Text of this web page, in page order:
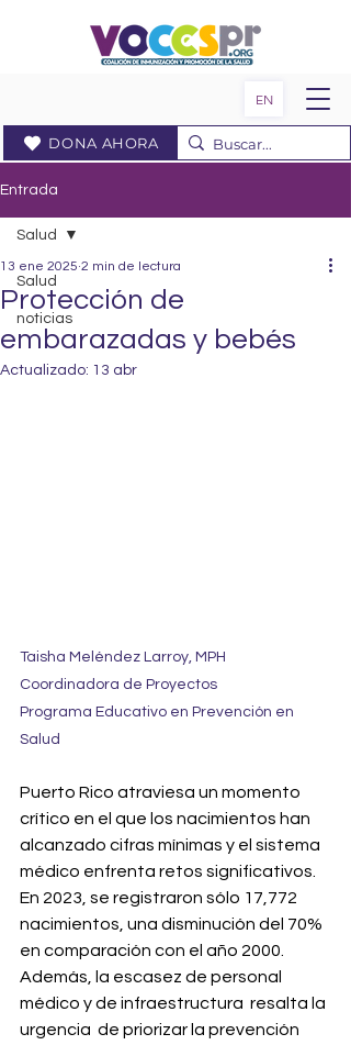
EN
DONA AHORA
Entrada
Salud
noticias
Salud
Protección de
embarazadas y bebés
13 ene 2025 2 min de lectura
Actualizado: 13 abr
Taisha Meléndez Larroy, MPH
Coordinadora de Proyectos
Programa Educativo en Prevención en
Salud
Puerto Rico atraviesa un momento
crítico en el que los nacimientos han
alcanzado cifras mínimas y el sistema
médico enfrenta retos significativos.
En 2023, se registraron sólo 17,772
nacimientos, una disminución del 70%
en comparación con el año 2000.
Además, la escasez de personal
médico y de infraestructura  resalta la
urgencia  de priorizar la prevención